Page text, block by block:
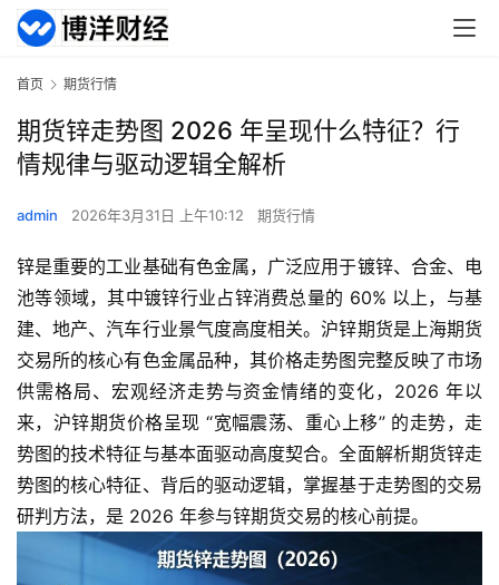
首页 期货行情
期货锌走势图 2026 年呈现什么特征？行
情规律与驱动逻辑全解析
admin 2026年3月31日 上午10:12 期货行情
锌是重要的工业基础有色金属，广泛应用于镀锌、合金、电
池等领域，其中镀锌行业占锌消费总量的 60% 以上，与基
建、地产、汽车行业景气度高度相关。沪锌期货是上海期货
交易所的核心有色金属品种，其价格走势图完整反映了市场
供需格局、宏观经济走势与资金情绪的变化，2026 年以
来，沪锌期货价格呈现 “宽幅震荡、重心上移” 的走势，走
势图的技术特征与基本面驱动高度契合。全面解析期货锌走
势图的核心特征、背后的驱动逻辑，掌握基于走势图的交易
研判方法，是 2026 年参与锌期货交易的核心前提。